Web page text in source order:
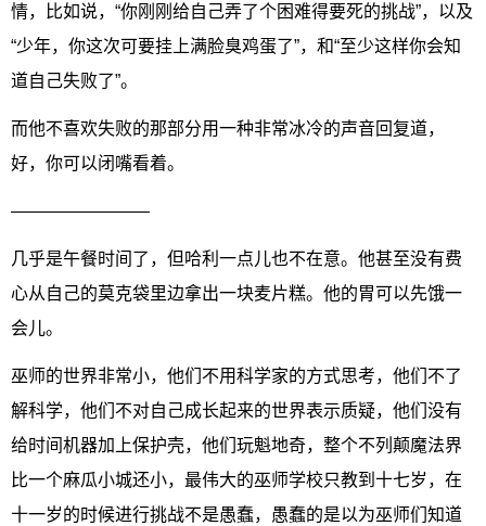
情，比如说，“你刚刚给自己弄了个困难得要死的挑战”，以及
“少年，你这次可要挂上满脸臭鸡蛋了”，和“至少这样你会知
道自己失败了”。
而他不喜欢失败的那部分用一种非常冰冷的声音回复道，
好，你可以闭嘴看着。
————————
几乎是午餐时间了，但哈利一点儿也不在意。他甚至没有费
心从自己的莫克袋里边拿出一块麦片糕。他的胃可以先饿一
会儿。
巫师的世界非常小，他们不用科学家的方式思考，他们不了
解科学，他们不对自己成长起来的世界表示质疑，他们没有
给时间机器加上保护壳，他们玩魁地奇，整个不列颠魔法界
比一个麻瓜小城还小，最伟大的巫师学校只教到十七岁，在
十一岁的时候进行挑战不是愚蠢，愚蠢的是以为巫师们知道